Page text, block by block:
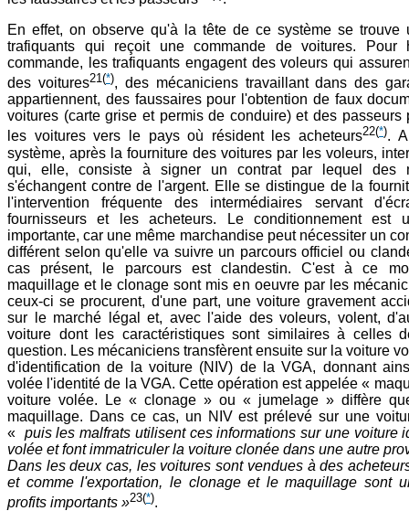
En effet, on observe qu'à la tête de ce système se trouve
trafiquants qui reçoit une commande de voitures. Pour
commande, les trafiquants engagent des voleurs qui
des voitures21 (*), des mécaniciens travaillant dans des
appartiennent, des faussaires pour l'obtention de faux
voitures (carte grise et permis de conduire) et des passeurs
les voitures vers le pays où résident les acheteurs22(*).
système, après la fourniture des voitures par les voleurs,
qui, elle, consiste à signer un contrat par lequel des
s'échangent contre de l'argent. Elle se distingue de la
l'intervention fréquente des intermédiaires servant
fournisseurs et les acheteurs. Le conditionnement est
importante, car une même marchandise peut nécessiter un
différent selon qu'elle va suivre un parcours officiel ou
cas présent, le parcours est clandestin. C'est à ce
maquillage et le clonage sont mis en oeuvre par les
ceux-ci se procurent, d'une part, une voiture gravement
sur le marché légal et, avec l'aide des voleurs, volent,
voiture dont les caractéristiques sont similaires à celles
question. Les mécaniciens transfèrent ensuite sur la voiture
d'identification de la voiture (NIV) de la VGA, donnant
volée l'identité de la VGA. Cette opération est appelée «
voiture volée. Le « clonage » ou « jumelage » diffère
maquillage. Dans ce cas, un NIV est prélevé sur une
« puis les malfrats utilisent ces informations sur une voiture
volée et font immatriculer la voiture clonée dans une autre
Dans les deux cas, les voitures sont vendues à des
et comme l'exportation, le clonage et le maquillage sont
profits importants »23(*).